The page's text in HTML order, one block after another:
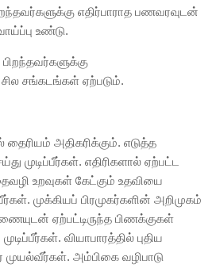
எதிர்பாராத பணவரவுடன்
உண்டு.
பிறந்தவர்களுக்கு
சங்கடங்கள் ஏற்படும்.
அதிகரிக்கும். எடுத்த
முடிப்பீர்கள். எதிரிகளால் ஏற்பட்ட
உறவுகள் கேட்கும் உதவியை
முக்கியப் பிரமுகர்களின் அறிமுகம்
ஏற்பட்டிருந்த பிணக்குகள்
வியாபாரத்தில் புதிய
அம்பிகை வழிபாடு